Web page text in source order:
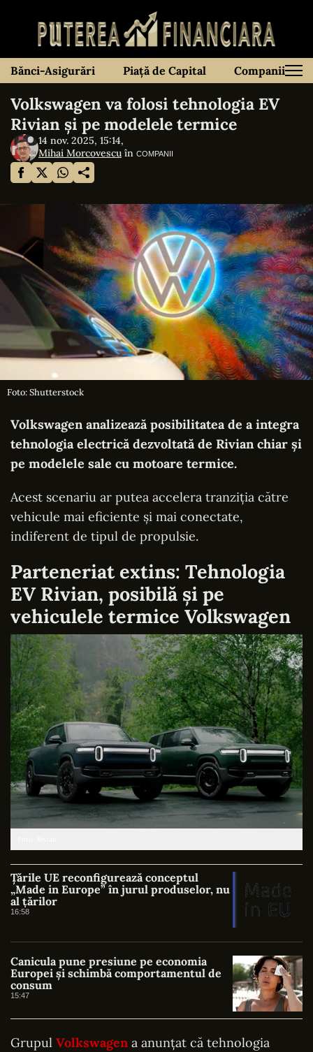
Bănci-Asigurări Piață de Capital Companii
Volkswagen va folosi tehnologia EV
Rivian și pe modelele termice
14 nov. 2025, 15:14,
Mihai Morcovescu în COMPANII
Foto: Shutterstock
Volkswagen analizează posibilitatea de a integra
tehnologia electrică dezvoltată de Rivian chiar și
pe modelele sale cu motoare termice.
Acest scenariu ar putea accelera tranziția către
vehicule mai eficiente și mai conectate,
indiferent de tipul de propulsie.
Parteneriat extins: Tehnologia
EV Rivian, posibilă și pe
vehiculele termice Volkswagen
Țările UE reconfigurează conceptul
„Made in Europe” în jurul produselor, nu
al țărilor
16:58
Canicula pune presiune pe economia
Europei și schimbă comportamentul de
consum
15:47
Grupul Volkswagen a anunțat că tehnologia